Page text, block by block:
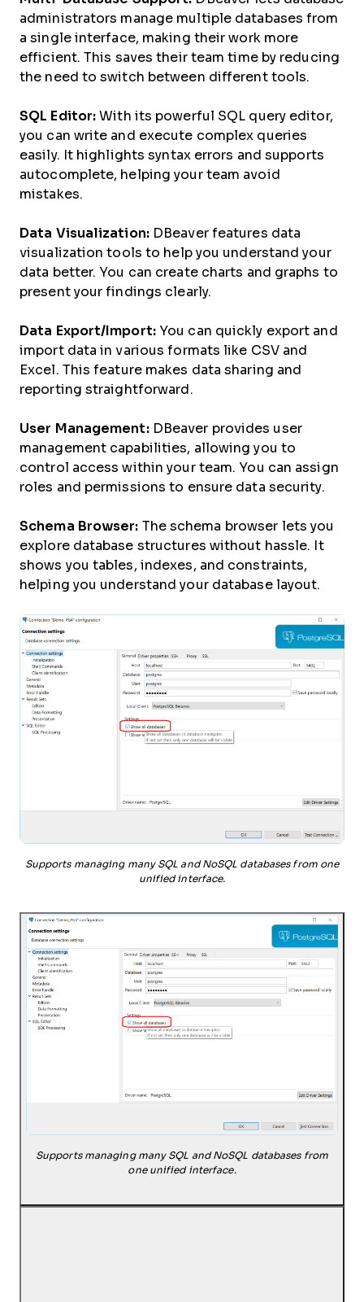
administrators manage multiple databases from
a single interface, making their work more
efficient. This saves their team time by reducing
the need to switch between different tools.
SQL Editor: With its powerful SQL query editor,
you can write and execute complex queries
easily. It highlights syntax errors and supports
autocomplete, helping your team avoid
mistakes.
Data Visualization:DBeaver features data
visualization tools to help you understand your
data better. You can create charts and graphs to
present your findings clearly.
Data Export/Import:You can quickly export and
import data in various formats like CSV and
Excel. This feature makes data sharing and
reporting straightforward.
User Management:DBeaver provides user
management capabilities, allowing you to
control access within your team. You can assign
roles and permissions to ensure data security.
Schema Browser: The schema browser lets you
explore database structures without hassle. It
shows you tables, indexes, and constraints,
helping you understand your database layout.
Supports managing many SQL and NoSQL databases from one
unified interface.
Supports managing many SQL and NoSQL databases from
one unified interface.